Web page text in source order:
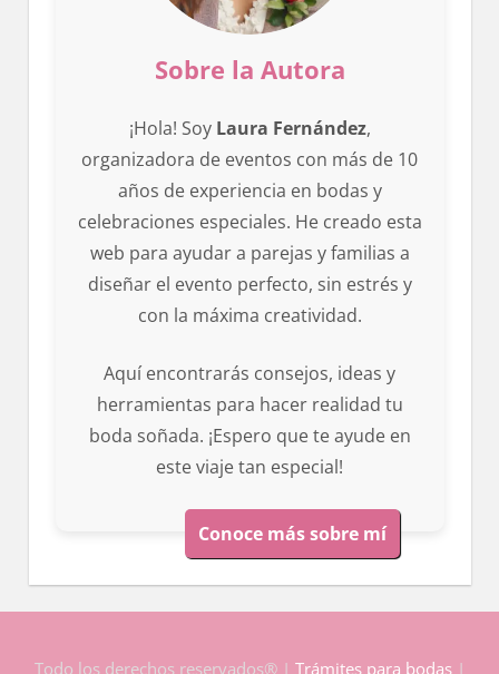
Sobre la Autora
¡Hola! Soy Laura Fernández,
organizadora de eventos con más de 10
años de experiencia en bodas y
celebraciones especiales. He creado esta
web para ayudar a parejas y familias a
diseñar el evento perfecto, sin estrés y
con la máxima creatividad.
Aquí encontrarás consejos, ideas y
herramientas para hacer realidad tu
boda soñada. ¡Espero que te ayude en
este viaje tan especial!
Conoce más sobre mí
Todo los derechos reservados® | Trámites para bodas|